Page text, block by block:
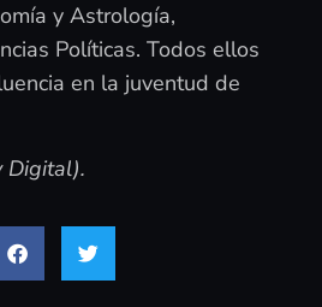
y Astrología,
Políticas. Todos ellos
en la juventud de
Digital).